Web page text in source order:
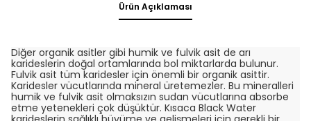
Ürün Açıklaması
Diğer organik asitler gibi humik ve fulvik asit de arı
karideslerin doğal ortamlarında bol miktarlarda bulunur.
Fulvik asit tüm karidesler için önemli bir organik asittir.
Karidesler vücutlarında mineral üretemezler. Bu mineralleri
humik ve fulvik asit olmaksızın sudan vücutlarına absorbe
etme yetenekleri çok düşüktür. Kısaca Black Water